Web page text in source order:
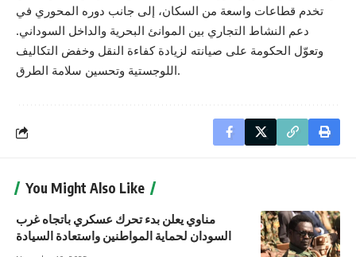
تخدم قطاعات واسعة من السكان، إلى جانب دوره المحوري في
دعم النشاط التجاري بين الموانئ البحرية والداخل السوداني.
وتعوّل الحكومة على صيانته لزيادة كفاءة النقل وخفض التكاليف
اللوجستية وتحسين سلامة الطرق.
You Might Also Like
مناوي يعلن بدء تحرك عسكري باتجاه غرب
السودان لحماية المواطنين واستعادة السيادة